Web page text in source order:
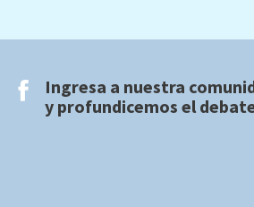
Ingresa a nuestra
y profundicemos el